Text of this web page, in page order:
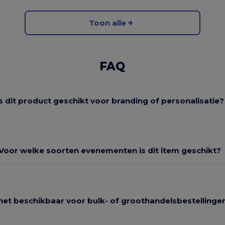
Toon alle
FAQ
dit product geschikt voor branding of personalisatie?
welke soorten evenementen is dit item geschikt?
beschikbaar voor bulk- of